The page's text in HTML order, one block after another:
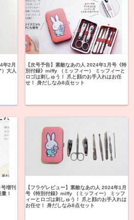
年2月
大人
【次号予告】素敵なあの人 2024年1月号《特
別付録》miffy （ミッフィー） ミッフィーと
ロゴは刺しゅう！ 爪と顔のお手入れはお任
せ！ 身だしなみ8点セット
増刊
！
【フラゲレビュー】素敵なあの人 2024年1月
号《特別付録》miffy （ミッフィー） ミッフ
ィーとロゴは刺しゅう！ 爪と顔のお手入れは
お任せ！ 身だしなみ8点セット